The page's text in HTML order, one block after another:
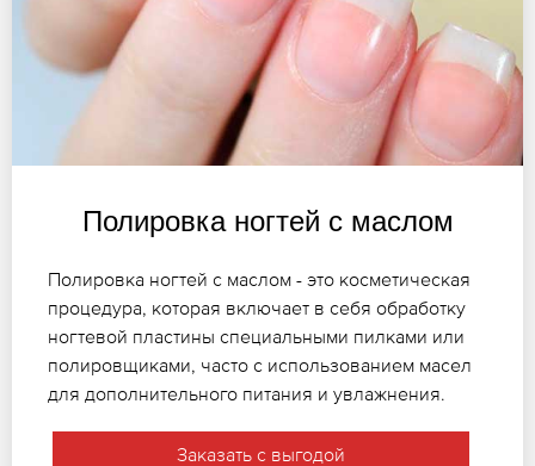
Полировка ногтей с маслом
Полировка ногтей с маслом - это косметическая
процедура, которая включает в себя обработку
ногтевой пластины специальными пилками или
полировщиками, часто с использованием масел
для дополнительного питания и увлажнения.
Заказать с выгодой